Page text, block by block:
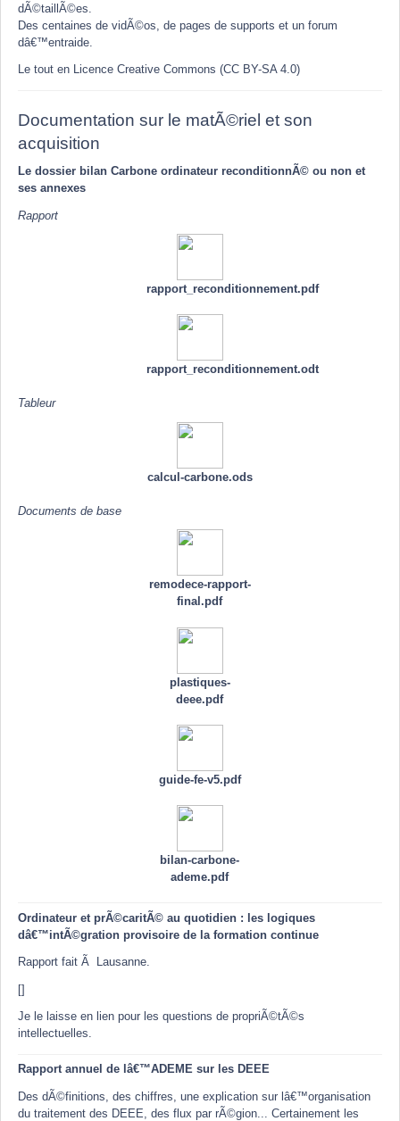
dÃ©taillÃ©es.
Des centaines de vidÃ©os, de pages de supports et un forum
dâ€™entraide.
Le tout en Licence Creative Commons (CC BY-SA 4.0)
Documentation sur le matÃ©riel et son
acquisition
Le dossier bilan Carbone ordinateur reconditionnÃ© ou non et
ses annexes
Rapport
rapport_reconditionnement.pdf
rapport_reconditionnement.odt
Tableur
calcul-carbone.ods
Documents de base
remodece-rapport-
final.pdf
plastiques-
deee.pdf
guide-fe-v5.pdf
bilan-carbone-
ademe.pdf
Ordinateur et prÃ©caritÃ© au quotidien : les logiques
dâ€™intÃ©gration provisoire de la formation continue
Rapport fait Ã Lausanne.
[]
Je le laisse en lien pour les questions de propriÃ©tÃ©s
intellectuelles.
Rapport annuel de lâ€™ADEME sur les DEEE
Des dÃ©finitions, des chiffres, une explication sur lâ€™organisation
du traitement des DEEE, des flux par rÃ©gion... Certainement les